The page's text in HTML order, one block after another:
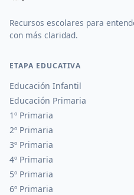
Recursos escolares para
con más claridad.
ETAPA EDUCATIVA
Educación Infantil
Educación Primaria
1º Primaria
2º Primaria
3º Primaria
4º Primaria
5º Primaria
6º Primaria